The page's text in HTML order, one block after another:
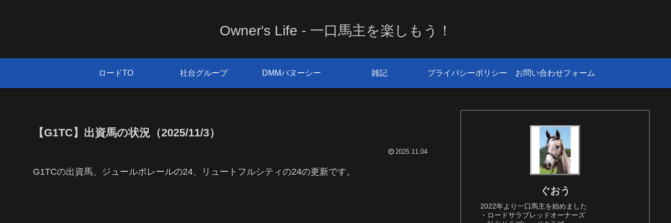
Owner's Life - 一口馬主を楽しもう！
ロードTO 社台グループ DMMバヌーシー 雑記 プライバシーポリシー お問い合わせフォーム
【G1TC】出資馬の状況（2025/11/3）
2025.11.04
G1TCの出資馬、ジュールポレールの24、リュートフルシティの24の更新です。
ぐおう
2022年より一口馬主を始めました
・ロードサラブレッドオーナーズ